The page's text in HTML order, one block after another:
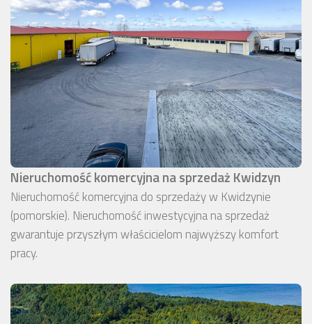
Nieruchomość komercyjna na sprzedaż Kwidzyn
Nieruchomość komercyjna do sprzedaży w Kwidzynie
(pomorskie). Nieruchomość inwestycyjna na sprzedaż
gwarantuje przyszłym właścicielom najwyższy komfort
pracy.